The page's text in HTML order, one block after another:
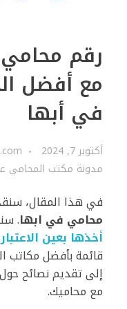
رقم
مع أفضل
في أبها
أكتوبر 7, 2024
مدونة مكتب المحامي
في هذا المقال،
محامي في ابها.
أخذها بعين
قائمة بأفضل مكاتب
إلى تقديم نصائح
مع محاميك.